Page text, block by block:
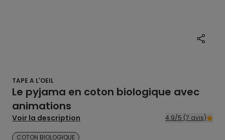
TAPE A L'OEIL
Le pyjama en coton biologique avec
animations
Voir la description 4.9/5 (7 avis)
COTON BIOLOGIQUE